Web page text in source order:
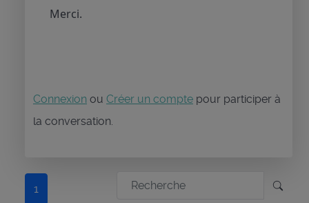
Merci.
Connexion ou Créer un compte pour participer à
la conversation.
1